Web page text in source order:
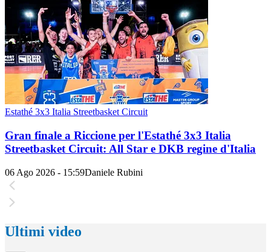
Estathé 3x3 Italia Streetbasket Circuit
Gran finale a Riccione per l'Estathé 3x3 Italia
Streetbasket Circuit: All Star e DKB regine d'Italia
06 Ago 2026 - 15:59Daniele Rubini
Ultimi video